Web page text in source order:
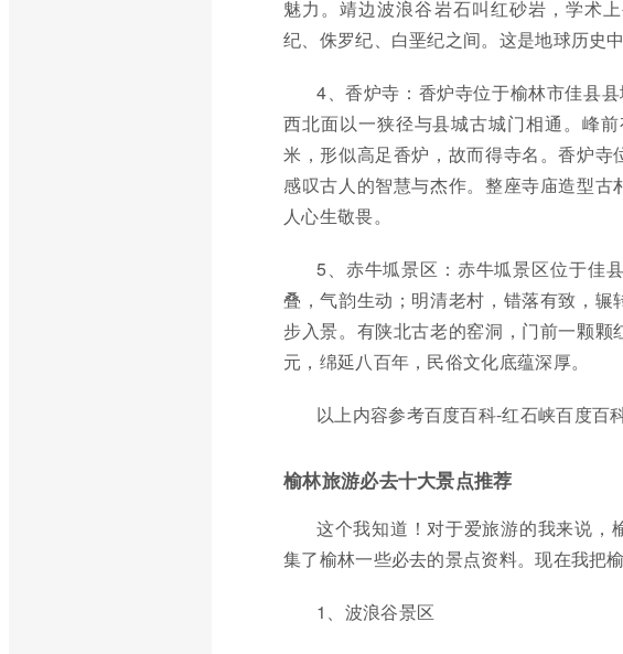
魅力。靖边波浪谷岩石叫红砂岩，学术
纪、侏罗纪、白垩纪之间。这是地球历史
4、香炉寺：香炉寺位于榆林市佳县
西北面以一狭径与县城古城门相通。峰
米，形似高足香炉，故而得寺名。香炉
感叹古人的智慧与杰作。整座寺庙造型
人心生敬畏。
5、赤牛坬景区：赤牛坬景区位于佳
叠，气韵生动；明清老村，错落有致，
步入景。有陕北古老的窑洞，门前一颗
元，绵延八百年，民俗文化底蕴深厚。
以上内容参考百度百科-红石峡百度百
榆林旅游必去十大景点推荐
这个我知道！对于爱旅游的我来说，
集了榆林一些必去的景点资料。现在我把
1、波浪谷景区